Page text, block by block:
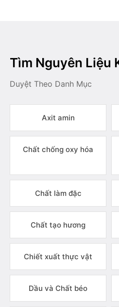
Tìm Nguyên Liệu
Duyệt Theo Danh Mục
Axit amin
Chất chống oxy hóa
Chất làm đặc
Chất tạo hương
Chiết xuất thực vật
Dầu và Chất béo